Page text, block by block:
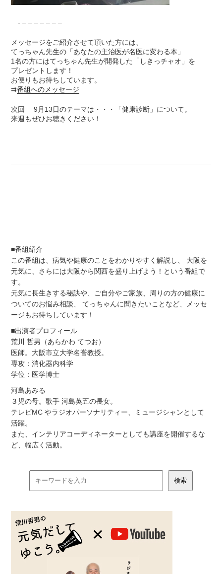
- – – – – – – –
メッセージをご紹介させて頂いた方には、
てっちゃん先生の「あなたの主治医が名医に変わる本」
1名の方にはてっちゃん先生が開発した「しきっチャオ」を
プレゼントします！
お便りもお待ちしています。
⇉番組へのメッセージ
次回 9月13日のテーマは・・・「健康診断」について。
来週もぜひお聴きください！
■番組紹介
この番組は、病気や健康のことをわかりやすく解説し、 大阪を
元気に、さらには大阪から関西を盛り上げよう！という番組で
す。
元気に長生きする秘訣や、ご自分やご家族、周りの方の健康に
ついてのお悩み相談、 てっちゃんに聞きたいことなど、メッセ
ージもお待ちしています！
■出演者プロフィール
荒川 哲男（あらかわ てつお）
医師。大阪市立大学名誉教授。
専攻：消化器内科学
学位：医学博士
河島あみる
３児の母。歌手 河島英五の長女。
テレビMC やラジオパーソナリティー、ミュージシャンとして
活躍。
また、インテリアコーディネーターとしても講座を開催するな
ど、幅広く活動。